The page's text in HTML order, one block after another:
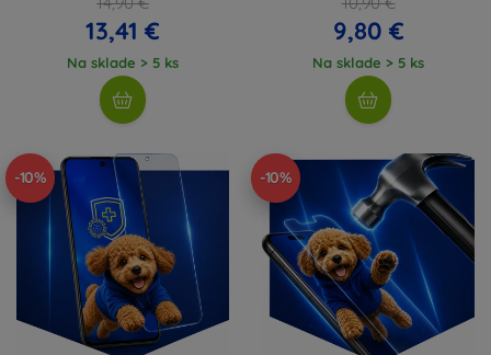
13,41 €
Na sklade > 5 ks
9,80 €
Na sklade > 5 ks
-10% -10%